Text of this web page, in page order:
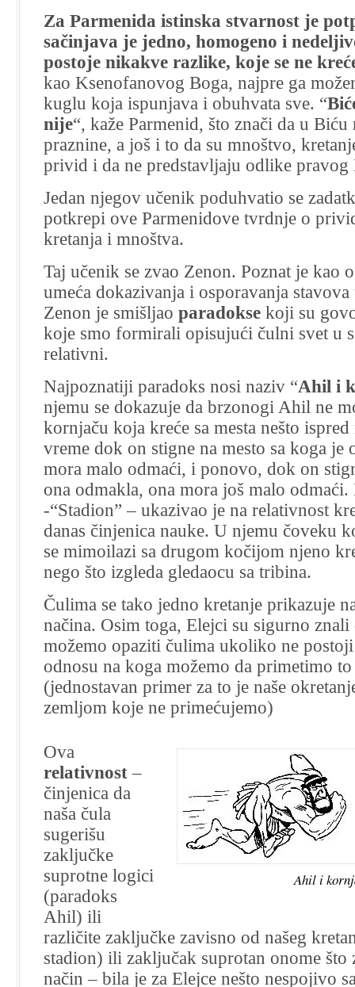
Za Parmenida istinska stvarnost je
sačinjava je jedno, homogeno i
postoje nikakve razlike, koje se ne
kao Ksenofanovog Boga, najpre ga
kuglu koja ispunjava i obuhvata sve. “
nije“, kaže Parmenid, što znači da u
praznine, a još i to da su mnoštvo,
privid i da ne predstavljaju odlike pravog
Jedan njegov učenik poduhvatio se
potkrepi ove Parmenidove tvrdnje o
kretanja i mnoštva.
Taj učenik se zvao Zenon. Poznat je kao
umeća dokazivanja i osporavanja
Zenon je smišljao paradokse koji su
koje smo formirali opisujući čulni svet u
relativni.
Najpoznatiji paradoks nosi naziv “Ahil i
njemu se dokazuje da brzonogi Ahil ne
kornjaču koja kreće sa mesta nešto ispred
vreme dok on stigne na mesto sa koga je
mora malo odmaći, i ponovo, dok on
ona odmakla, ona mora još malo
-“Stadion” – ukazivao je na relativnost
danas činjenica nauke. U njemu čoveku
se mimoilazi sa drugom kočijom njeno
nego što izgleda gledaocu sa tribina.
Čulima se tako jedno kretanje prikazuje
načina. Osim toga, Elejci su sigurno znali
možemo opaziti čulima ukoliko ne
odnosu na koga možemo da primetimo
(jednostavan primer za to je naše
zemljom koje ne primećujemo)
Ahil i
Ova
relativnost–
činjenica da
naša čula
sugerišu
zaključke
suprotne logici
(paradoks
Ahil) ili
različite zaključke zavisno od našeg
stadion) ili zaključak suprotan onome što
način – bila je za Elejce nešto nespojivo